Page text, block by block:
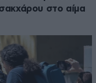
στο αίμα